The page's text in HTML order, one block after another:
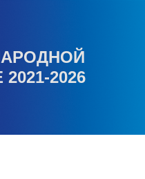
2026